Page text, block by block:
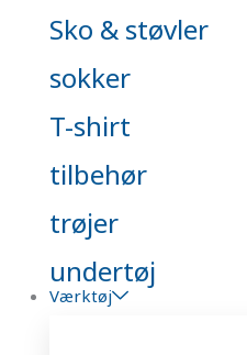
Sko & støvler
sokker
T-shirt
tilbehør
trøjer
undertøj
Værktøj